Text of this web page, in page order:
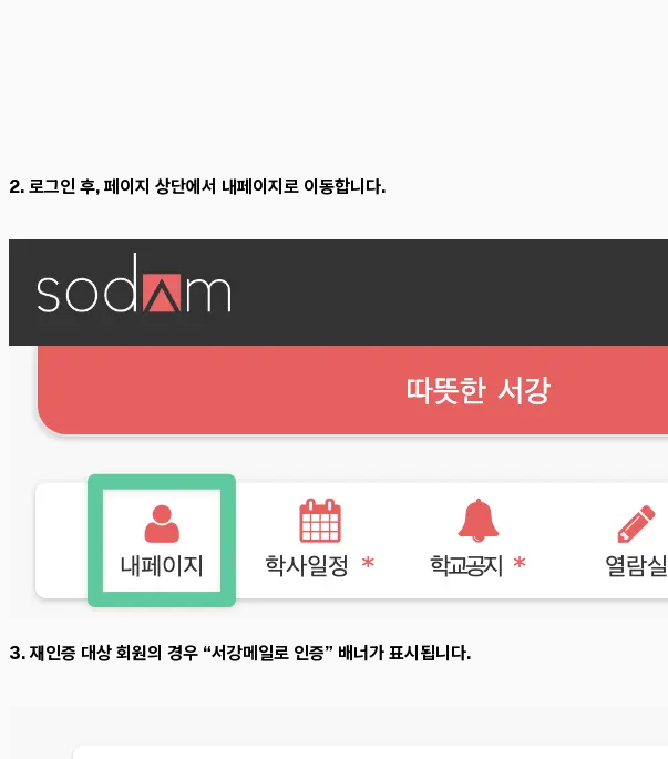
2. 로그인 후, 페이지 상단에서 내페이지로 이동합니다.
3. 재인증 대상 회원의 경우 “서강메일로 인증” 배너가 표시됩니다.